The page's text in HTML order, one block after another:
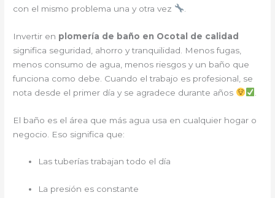
con el mismo problema una y otra vez
Invertir en plomería de baño en Ocotal de calidad
significa seguridad, ahorro y tranquilidad. Menos fugas,
menos consumo de agua, menos riesgos y un baño que
funciona como debe. Cuando el trabajo es profesional, se
nota desde el primer día y se agradece durante años
El baño es el área que más agua usa en cualquier hogar o
negocio. Eso significa que:
Las tuberías trabajan todo el día
La presión es constante